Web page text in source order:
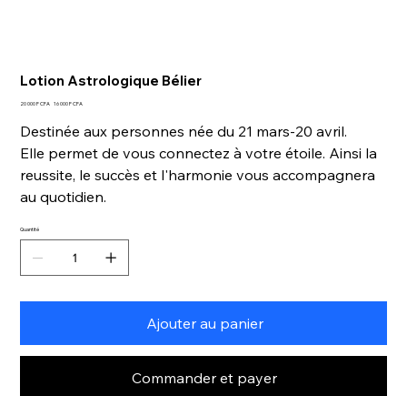
Lotion Astrologique Bélier
Prix
20 000 F CFA Prix
16 000 F CFA
Destinée aux personnes née du 21 mars-20 avril.
Elle permet de vous connectez à votre étoile. Ainsi la
reussite, le succès et l'harmonie vous accompagnera
au quotidien.
Quantité
Ajouter au panier
Commander et payer